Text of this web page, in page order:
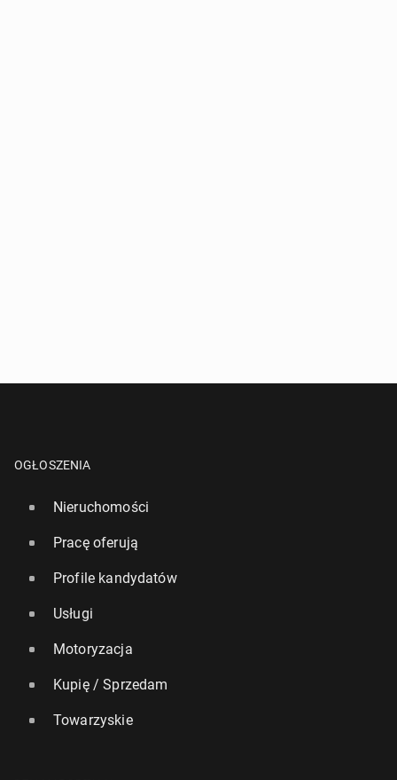
OGŁOSZENIA
Nieruchomości
Pracę oferują
Profile kandydatów
Usługi
Motoryzacja
Kupię / Sprzedam
Towarzyskie